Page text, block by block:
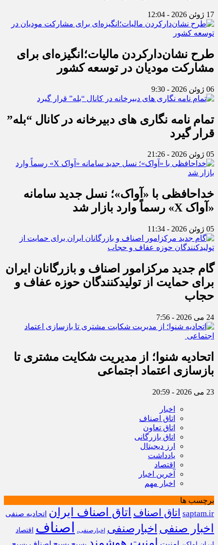
17 ژوئن 2026 - 12:04
طرح نشان‌دارکردن مالیات؛انگیزه‌ای برای
مشارکت مودیان در توسعه کشور
06 ژوئن 2026 - 9:30
تمام نامه نگاری های دبیرخانه در کانال “بله”
قرار گیرد
05 ژوئن 2026 - 21:26
خداحافظی با «آواک»؛ نسل جدید سامانه
«آواک X» رسماً وارد بازار شد
05 ژوئن 2026 - 11:34
گام جدید مرکزامور اصناف و بازرگانان ایران
برای حمایت از تولیدکنندگان حوزه عفاف و
حجاب
24 می 2026 - 7:56
اتحادیه شنوا؛ از مدیریت شکایت مشتری تا
بازسازی اعتماد اجتماعی ‌
23 می 2026 - 20:59
اخبار
اتاق اصناف
اتاق تعاون
اتاق بازرگانی
ارز دیجیتال
یادداشت
اقتصاد
آخرین اخبار
اخبار مهم
برچسب ها
saptam.ir اتاق اصناف اتاق اصناف ایران اتحادیه صنفی
اخبار صنفی اخبارصنفی اخبارصنفی، اصناف
اقتصاد